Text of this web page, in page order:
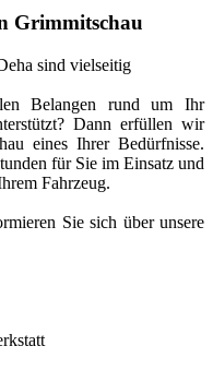
Grimmitschau
sind vielseitig
Belangen rund um Ihr
Dann erfüllen wir
eines Ihrer Bedürfnisse.
für Sie im Einsatz und
Fahrzeug.
Sie sich über unsere